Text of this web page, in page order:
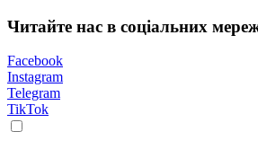
Читайте нас в соціальних
Facebook
Instagram
Telegram
TikTok